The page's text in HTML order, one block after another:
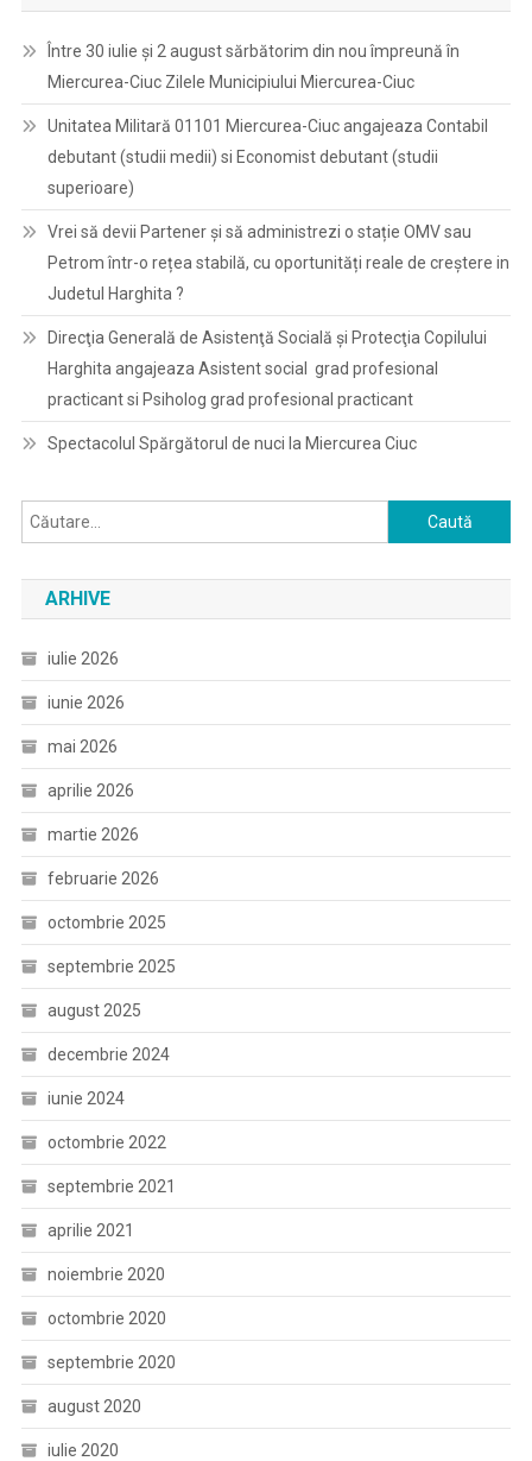
Între 30 iulie și 2 august sărbătorim din nou împreună în
Miercurea-Ciuc Zilele Municipiului Miercurea-Ciuc
Unitatea Militară 01101 Miercurea-Ciuc angajeaza Contabil
debutant (studii medii) si Economist debutant (studii
superioare)
Vrei să devii Partener și să administrezi o stație OMV sau
Petrom într-o rețea stabilă, cu oportunități reale de creștere in
Judetul Harghita ?
Direcţia Generală de Asistenţă Socială şi Protecţia Copilului
Harghita angajeaza Asistent social grad profesional
practicant si Psiholog grad profesional practicant
Spectacolul Spărgătorul de nuci la Miercurea Ciuc
Caută
după:
ARHIVE
iulie 2026
iunie 2026
mai 2026
aprilie 2026
martie 2026
februarie 2026
octombrie 2025
septembrie 2025
august 2025
decembrie 2024
iunie 2024
octombrie 2022
septembrie 2021
aprilie 2021
noiembrie 2020
octombrie 2020
septembrie 2020
august 2020
iulie 2020